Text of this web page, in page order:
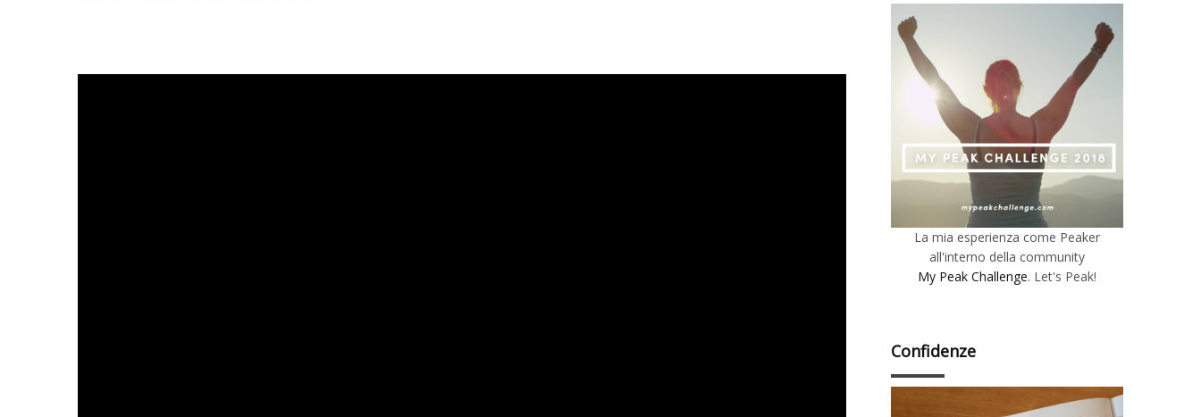
La mia esperienza come Peaker
all'interno della community
My Peak Challenge. Let's Peak!
Confidenze